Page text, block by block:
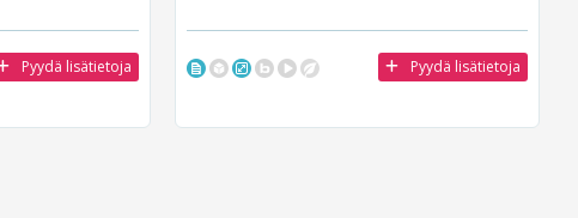
Pyydä lisätietoja Pyydä lisätietoja